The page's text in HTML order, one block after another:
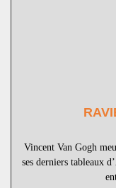
Vincent Van Gogh
ses derniers tableaux